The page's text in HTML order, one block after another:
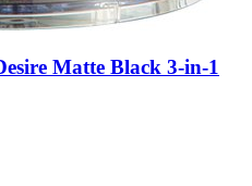
Matte Black 3-in-1